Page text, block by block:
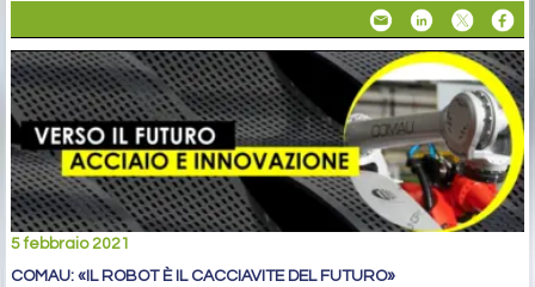
5 febbraio 2021
COMAU: «IL ROBOT È IL CACCIAVITE DEL FUTURO»